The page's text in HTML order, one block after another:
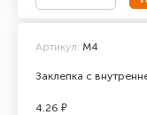
Заклепка с
Артикул: М4
4.26 ₽